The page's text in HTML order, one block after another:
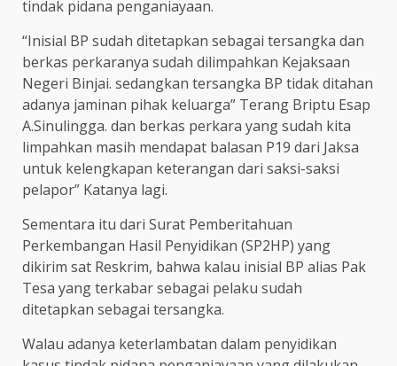
tindak pidana penganiayaan.
“Inisial BP sudah ditetapkan sebagai tersangka dan
berkas perkaranya sudah dilimpahkan Kejaksaan
Negeri Binjai. sedangkan tersangka BP tidak ditahan
adanya jaminan pihak keluarga” Terang Briptu Esap
A.Sinulingga. dan berkas perkara yang sudah kita
limpahkan masih mendapat balasan P19 dari Jaksa
untuk kelengkapan keterangan dari saksi-saksi
pelapor” Katanya lagi.
Sementara itu dari Surat Pemberitahuan
Perkembangan Hasil Penyidikan (SP2HP) yang
dikirim sat Reskrim, bahwa kalau inisial BP alias Pak
Tesa yang terkabar sebagai pelaku sudah
ditetapkan sebagai tersangka.
Walau adanya keterlambatan dalam penyidikan